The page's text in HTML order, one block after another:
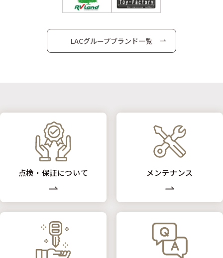
LACグループブランド一覧
点検・保証について メンテナンス